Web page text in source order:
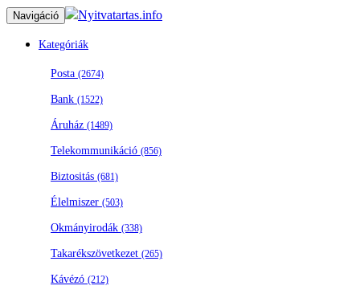
Navigáció Nyitvatartas.info
Kategóriák
Posta (2674)
Bank (1522)
Áruház (1489)
Telekommunikáció (856)
Biztositás (681)
Élelmiszer (503)
Okmányirodák (338)
Takarékszövetkezet (265)
Kávézó (212)